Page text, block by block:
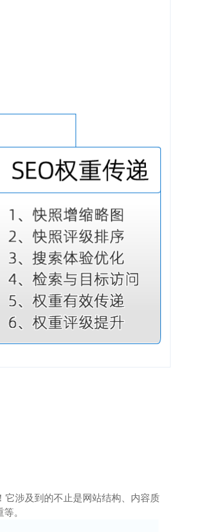
涉及到的不止是网站结构、内容质
。